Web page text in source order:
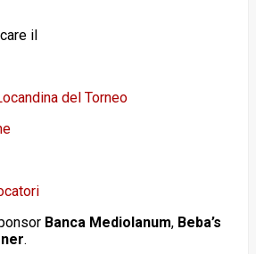
il
del Torneo
Banca Mediolanum, Beba’s
.